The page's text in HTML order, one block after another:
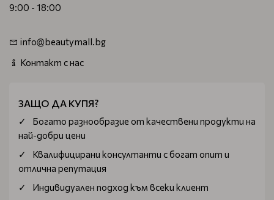
9:00 - 18:00
info@beautymall.bg
Контакт с нас
ЗАЩО ДА КУПЯ?
Богатo разнообразие от качествени продукти на
най-добри цени
Квалифицирани консултанти с богат опит и
отлична репутация
Индивидуален подход към всеки клиент